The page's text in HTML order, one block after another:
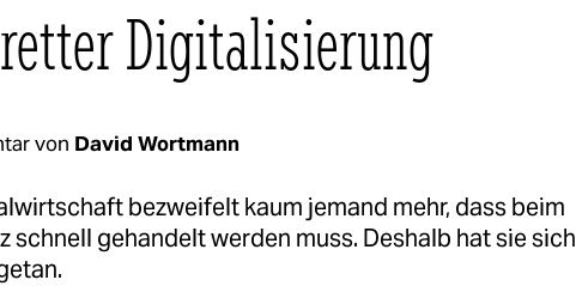
Digitalisierung
von David Wortmann
bezweifelt kaum jemand mehr, dass beim
schnell gehandelt werden muss. Deshalb hat sie sich